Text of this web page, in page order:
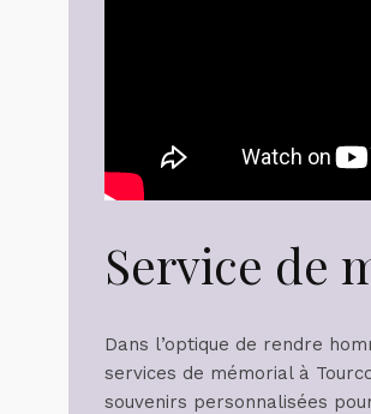
Service de
Dans l’optique de rendre
services de mémorial à
souvenirs personnalisées